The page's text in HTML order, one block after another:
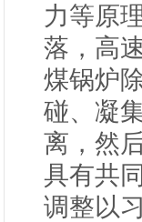
力等原
落，高
煤锅炉
碰、凝
离，然
具有共
调整以